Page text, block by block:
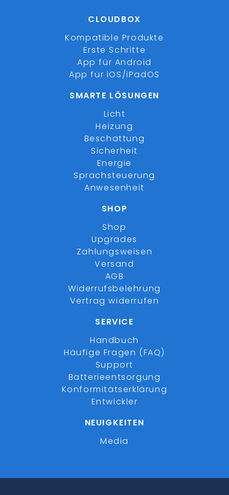
CLOUDBOX
Kompatible Produkte
Erste Schritte
App für Android
App für iOS/iPadOS
SMARTE LÖSUNGEN
Licht
Heizung
Beschattung
Sicherheit
Energie
Sprachsteuerung
Anwesenheit
SHOP
Shop
Upgrades
Zahlungsweisen
Versand
AGB
Widerrufsbelehrung
Vertrag widerrufen
SERVICE
Handbuch
Häufige Fragen (FAQ)
Support
Batterieentsorgung
Konformitätserklärung
Entwickler
NEUIGKEITEN
Media